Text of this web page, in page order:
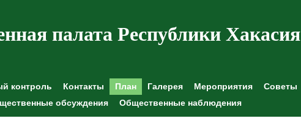
палата Республики Хакасия
контроль Контакты План Галерея Мероприятия Советы
обсуждения Общественные наблюдения